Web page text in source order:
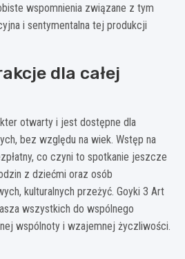
wspomnienia związane z tym
i sentymentalna tej produkcji
dla całej
otwarty i jest dostępne dla
bez względu na wiek. Wstęp na
co czyni to spotkanie jeszcze
z dziećmi oraz osób
kulturalnych przeżyć. Goyki 3 Art
wszystkich do wspólnego
wspólnoty i wzajemnej życzliwości.